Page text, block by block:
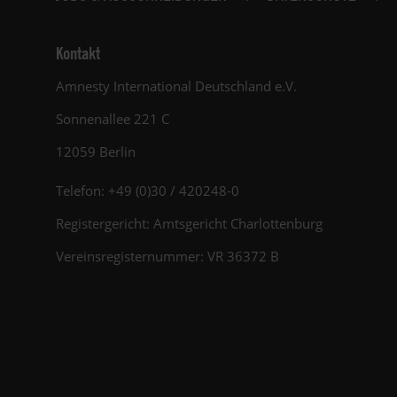
Kontakt
Amnesty International Deutschland e.V.
Sonnenallee 221 C
12059 Berlin
Telefon: +49 (0)30 / 420248-0
Registergericht: Amtsgericht Charlottenburg
Vereinsregisternummer: VR 36372 B